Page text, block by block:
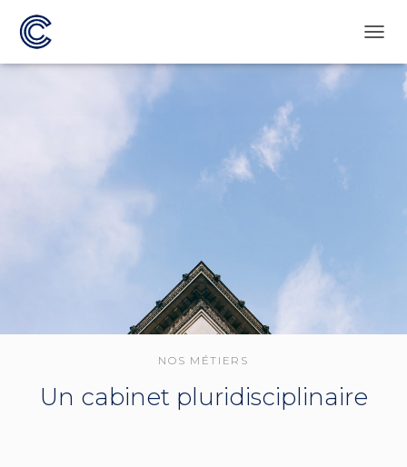
É
O
NOS MÉTIERS
Un cabinet pluridisciplinaire